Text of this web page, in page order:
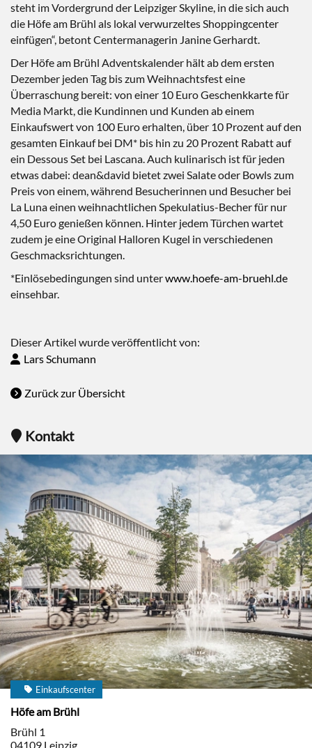
steht im Vordergrund der Leipziger Skyline, in die sich auch
die Höfe am Brühl als lokal verwurzeltes Shoppingcenter
einfügen“, betont Centermanagerin Janine Gerhardt.
Der Höfe am Brühl Adventskalender hält ab dem ersten
Dezember jeden Tag bis zum Weihnachtsfest eine
Überraschung bereit: von einer 10 Euro Geschenkkarte für
Media Markt, die Kundinnen und Kunden ab einem
Einkaufswert von 100 Euro erhalten, über 10 Prozent auf den
gesamten Einkauf bei DM* bis hin zu 20 Prozent Rabatt auf
ein Dessous Set bei Lascana. Auch kulinarisch ist für jeden
etwas dabei: dean&david bietet zwei Salate oder Bowls zum
Preis von einem, während Besucherinnen und Besucher bei
La Luna einen weihnachtlichen Spekulatius-Becher für nur
4,50 Euro genießen können. Hinter jedem Türchen wartet
zudem je eine Original Halloren Kugel in verschiedenen
Geschmacksrichtungen.
*Einlösebedingungen sind unterwww.hoefe-am-bruehl.de
einsehbar.
Dieser Artikel wurde veröffentlicht von:
Lars Schumann
Zurück zur Übersicht
Kontakt
Einkaufscenter
Höfe am Brühl
Brühl 1
04109 Leipzig